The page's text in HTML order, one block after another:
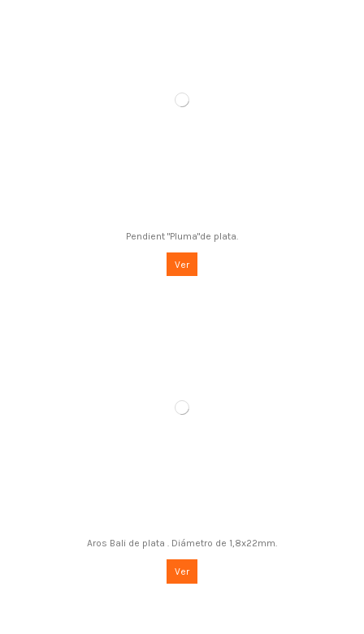
Pendient "Pluma"de plata.
Ver
Aros Bali de plata . Diámetro de 1,8x22mm.
Ver